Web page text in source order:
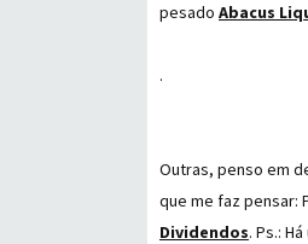
pesado Abacus
.
Outras, penso em
que me faz pensar:
Dividendos. Ps.: